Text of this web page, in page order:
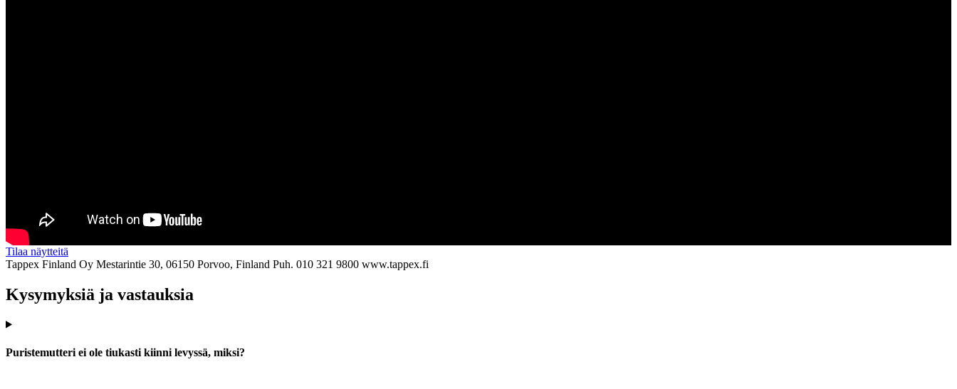
Tilaa näytteitä
Tappex Finland Oy Mestarintie 30, 06150 Porvoo, Finland Puh. 010 321 9800 www.tappex.fi
Kysymyksiä ja vastauksia
Puristemutteri ei ole tiukasti kiinni levyssä, miksi?